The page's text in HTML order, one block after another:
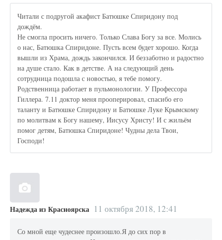
Читали с подругой акафист Батюшке Спиридону под
дождём.
Не смогла просить ничего. Только Слава Богу за все. Молись
о нас, Батюшка Спиридоне. Пусть всем будет хорошо. Когда
вышли из Храма, дождь закончился. И беззаботно и радостно
на душе стало. Как в детстве. А на следующий день
сотрудница подошла с новостью, я тебе помогу.
Родственница работает в пульмонологии. У Профессора
Гиллера. 7.11 доктор меня прооперировал, спасибо его
таланту и Батюшке Спиридону и Батюшке Луке Крымскому
по молитвам к Богу нашему, Иисусу Христу! И с жильём
помог детям, Батюшка Спиридоне! Чудны дела Твои,
Господи!
Надежда из Красноярска 11 октября 2018, 12:41
Со мной еще чудеснее произошло.Я до сих пор в